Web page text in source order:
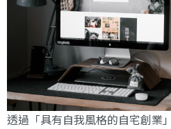
透過「具有自我風格的自宅創業